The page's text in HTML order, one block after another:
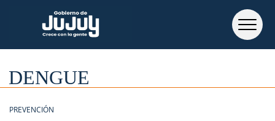
DENGUE
PREVENCIÓN